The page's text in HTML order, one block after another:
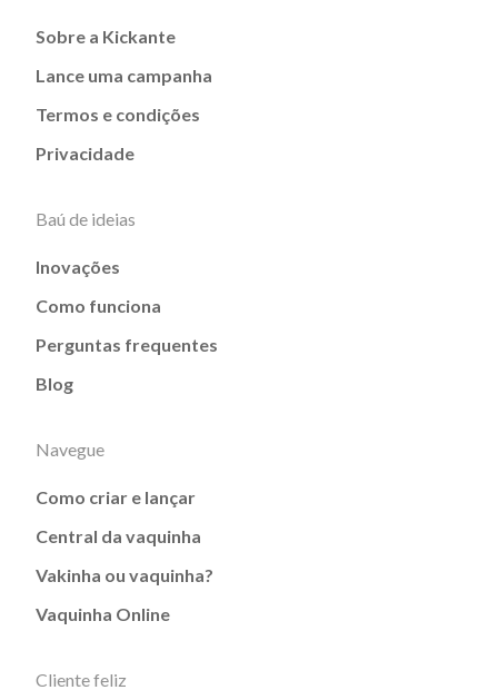
Sobre a Kickante
Lance uma campanha
Termos e condições
Privacidade
Baú de ideias
Inovações
Como funciona
Perguntas frequentes
Blog
Navegue
Como criar e lançar
Central da vaquinha
Vakinha ou vaquinha?
Vaquinha Online
Cliente feliz